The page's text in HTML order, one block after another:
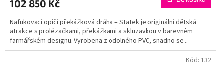
102 850 Kč
Nafukovací opičí překážková dráha – Statek je originální dětská
atrakce s prolézačkami, překážkami a skluzavkou v barevném
farmářském designu. Vyrobena z odolného PVC, snadno se...
Kód: 132